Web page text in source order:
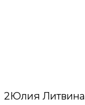
2Юлия Литвина